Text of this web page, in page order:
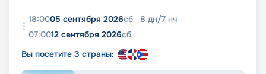
18:0005 сентября 2026сб 8 дн/7 нч
07:0012 сентября 2026сб
Вы посетите 3 страны: